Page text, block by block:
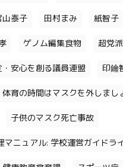
山泰子 田村まみ 紙智子
ゲノム編集食物 超党派
・安心を創る議員連盟 印鑰
体育の時間はマスクを外しまし
子供のマスク死亡事故
マニュアル: 学校運営ガイドラ